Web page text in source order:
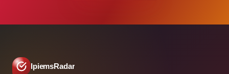
IpiemsRadar